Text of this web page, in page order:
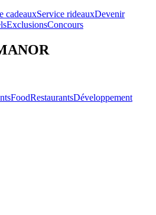
cadeauxService rideauxDevenir
ExclusionsConcours
FoodRestaurantsDéveloppement